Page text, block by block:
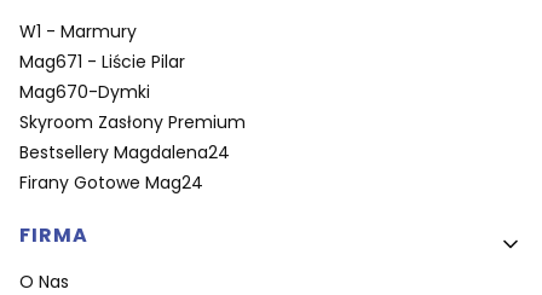
W1 - Marmury
Mag671 - Liście Pilar
Mag670-Dymki
Skyroom Zasłony Premium
Bestsellery Magdalena24
Firany Gotowe Mag24
FIRMA
O Nas